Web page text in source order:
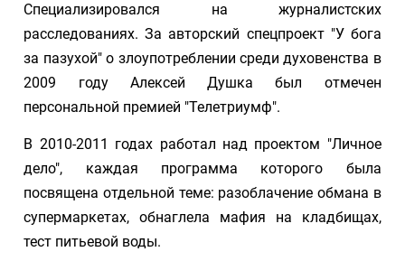
Специализировался на журналистских
расследованиях. За авторский спецпроект "У бога
за пазухой" о злоупотреблении среди духовенства в
2009 году Алексей Душка был отмечен
персональной премией "Телетриумф".
В 2010-2011 годах работал над проектом "Личное
дело", каждая программа которого была
посвящена отдельной теме: разоблачение обмана в
супермаркетах, обнаглела мафия на кладбищах,
тест питьевой воды.